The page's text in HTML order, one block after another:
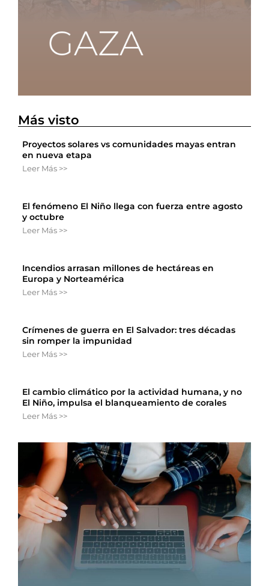
Más visto
Proyectos solares vs comunidades mayas entran
en nueva etapa
Leer Más >>
El fenómeno El Niño llega con fuerza entre agosto
y octubre
Leer Más >>
Incendios arrasan millones de hectáreas en
Europa y Norteamérica
Leer Más >>
Crímenes de guerra en El Salvador: tres décadas
sin romper la impunidad
Leer Más >>
El cambio climático por la actividad humana, y no
El Niño, impulsa el blanqueamiento de corales
Leer Más >>